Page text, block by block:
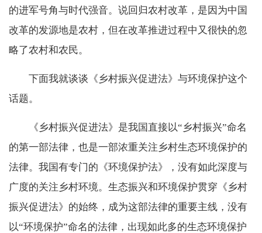
的进军号角与时代强音。说回归农村改革，是因为中国
改革的发源地是农村，但在改革推进过程中又很快的忽
略了农村和农民。
下面我就谈谈《乡村振兴促进法》与环境保护这个
话题。
《乡村振兴促进法》是我国直接以“乡村振兴”命名
的第一部法律，也是一部浓重关注乡村生态环境保护的
法律。我国有专门的《环境保护法》，没有如此深度与
广度的关注乡村环境。生态振兴和环境保护贯穿《乡村
振兴促进法》的始终，成为这部法律的重要主线，没有
以“环境保护”命名的法律，出现如此多的生态环境保护